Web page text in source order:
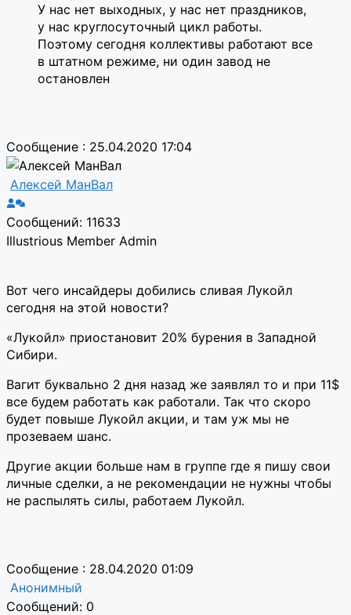
У нас нет выходных, у нас нет праздников,
у нас круглосуточный цикл работы.
Поэтому сегодня коллективы работают все
в штатном режиме, ни один завод не
остановлен
Сообщение : 25.04.2020 17:04
Алексей МанВал
Сообщений: 11633
Illustrious Member Admin
Вот чего инсайдеры добились сливая Лукойл
сегодня на этой новости?
«Лукойл» приостановит 20% бурения в Западной
Сибири.
Вагит буквально 2 дня назад же заявлял то и при 11$
все будем работать как работали. Так что скоро
будет повыше Лукойл акции, и там уж мы не
прозеваем шанс.
Другие акции больше нам в группе где я пишу свои
личные сделки, а не рекомендации не нужны чтобы
не распылять силы, работаем Лукойл.
Сообщение : 28.04.2020 01:09
Анонимный
Сообщений: 0